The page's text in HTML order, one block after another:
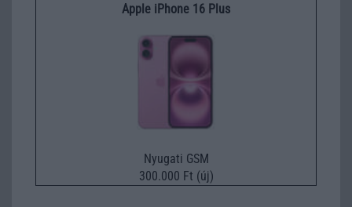
Apple iPhone 16 Plus
Nyugati GSM
300.000 Ft (új)